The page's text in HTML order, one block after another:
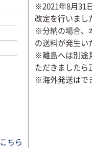
こちら
※2021年8月31
改定を行いまし
※分納の場合、
の送料が発生い
※離島へは別途
ただきましたら
※海外発送はで